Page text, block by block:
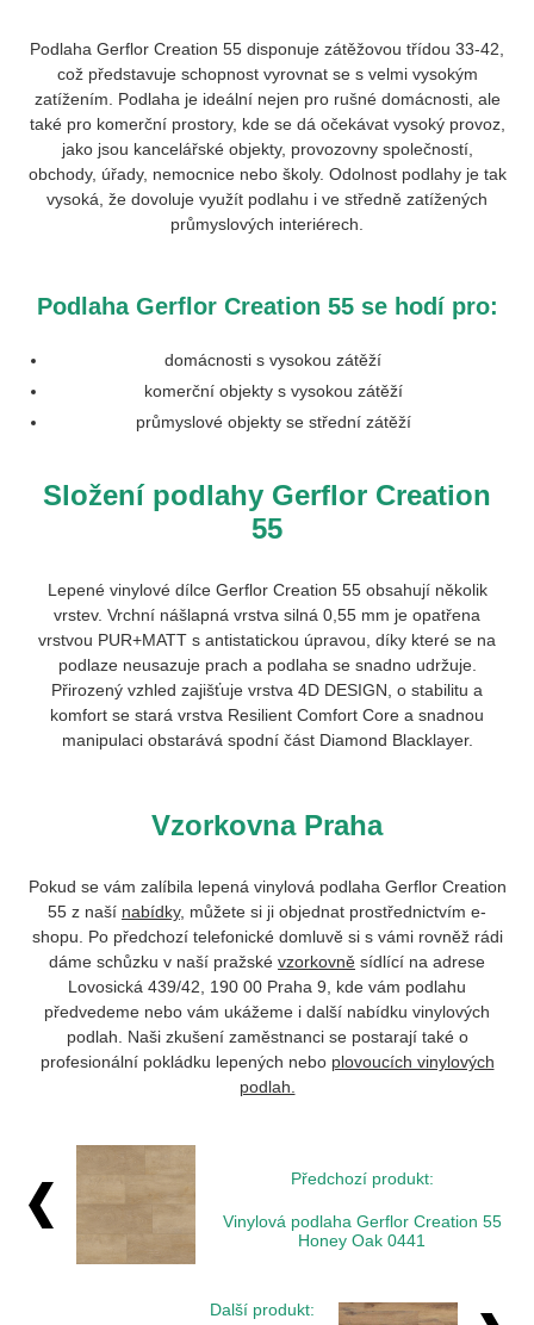
Podlaha Gerflor Creation 55 disponuje zátěžovou třídou 33-42,
což představuje schopnost vyrovnat se s velmi vysokým
zatížením. Podlaha je ideální nejen pro rušné domácnosti, ale
také pro komerční prostory, kde se dá očekávat vysoký provoz,
jako jsou kancelářské objekty, provozovny společností,
obchody, úřady, nemocnice nebo školy. Odolnost podlahy je tak
vysoká, že dovoluje využít podlahu i ve středně zatížených
průmyslových interiérech.
Podlaha Gerflor Creation 55 se hodí pro:
domácnosti s vysokou zátěží
komerční objekty s vysokou zátěží
průmyslové objekty se střední zátěží
Složení podlahy Gerflor Creation
55
Lepené vinylové dílce Gerflor Creation 55 obsahují několik
vrstev. Vrchní nášlapná vrstva silná 0,55 mm je opatřena
vrstvou PUR+MATT s antistatickou úpravou, díky které se na
podlaze neusazuje prach a podlaha se snadno udržuje.
Přirozený vzhled zajišťuje vrstva 4D DESIGN, o stabilitu a
komfort se stará vrstva Resilient Comfort Core a snadnou
manipulaci obstarává spodní část Diamond Blacklayer.
Vzorkovna Praha
Pokud se vám zalíbila lepená vinylová podlaha Gerflor Creation
55 z naší nabídky, můžete si ji objednat prostřednictvím e-
shopu. Po předchozí telefonické domluvě si s vámi rovněž rádi
dáme schůzku v naší pražské vzorkovně sídlící na adrese
Lovosická 439/42, 190 00 Praha 9, kde vám podlahu
předvedeme nebo vám ukážeme i další nabídku vinylových
podlah. Naši zkušení zaměstnanci se postarají také o
profesionální pokládku lepených nebo plovoucích vinylových
podlah.
Předchozí produkt:
Vinylová podlaha Gerflor Creation 55
Honey Oak 0441
Další produkt: